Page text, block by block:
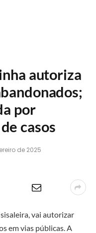
autoriza
por
casos
de 2025
vai autorizar
em vias públicas. A